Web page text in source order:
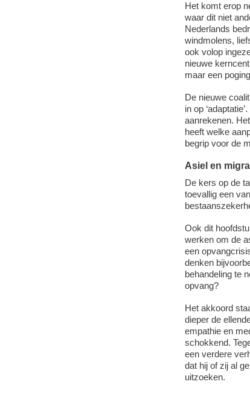
Het komt erop
waar dit niet
Nederlands
windmolens,
ook volop
nieuwe
maar een
De nieuwe
in op
aanrekenen.
heeft welke
begrip voor de
Asiel en
De kers op de
toevallig een
Ook dit
werken om de
een
denken
behandeling te
opvang?
Het akkoord
dieper de
empathie en
schokkend.
een verdere
dat hij of zij al
uitzoeken.